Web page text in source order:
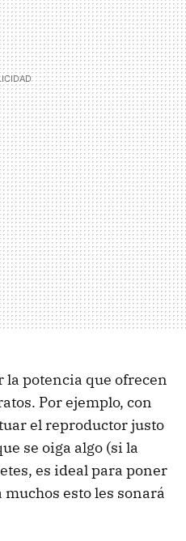
la potencia que ofrecen
Por ejemplo, con
el reproductor justo
se oiga algo (si la
es ideal para poner
esto les sonará